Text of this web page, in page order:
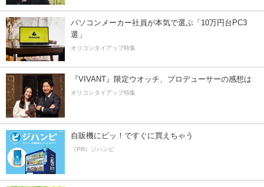
パソコンメーカー社員が本気で選ぶ「10万円台PC3
選」
オリコンタイアップ特集
『VIVANT』限定ウオッチ、プロデューサーの感想は
オリコンタイアップ特集
自販機にピッ！ですぐに買えちゃう
（PR）ジハンピ